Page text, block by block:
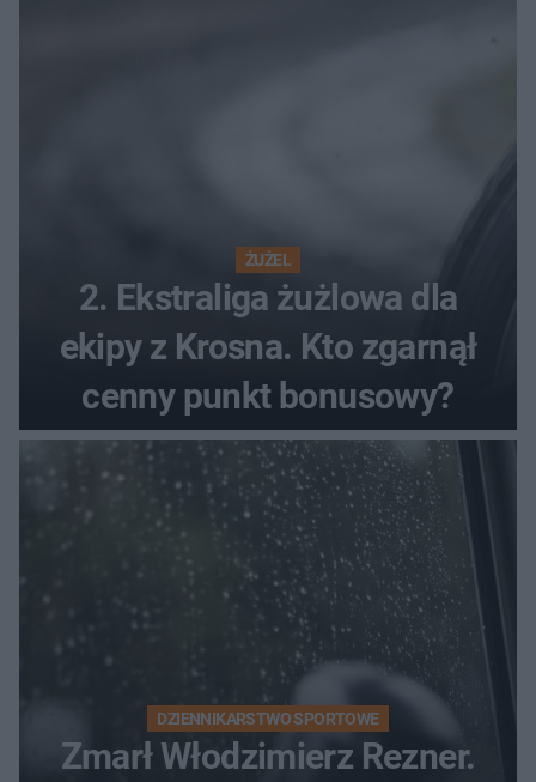
ŻUŻEL
2. Ekstraliga żużlowa dla
ekipy z Krosna. Kto zgarnął
cenny punkt bonusowy?
DZIENNIKARSTWO SPORTOWE
Zmarł Włodzimierz Rezner.